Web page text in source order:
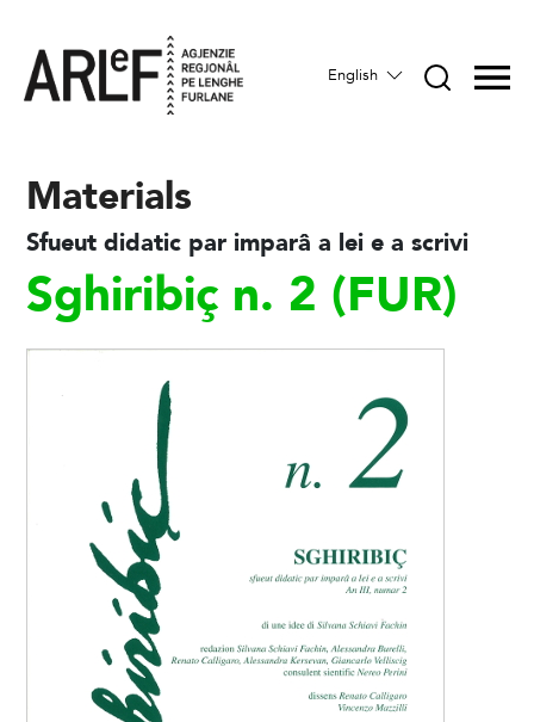
English
Materials
Sfueut didatic par imparâ a lei e a scrivi
Sghiribiç n. 2 (FUR)